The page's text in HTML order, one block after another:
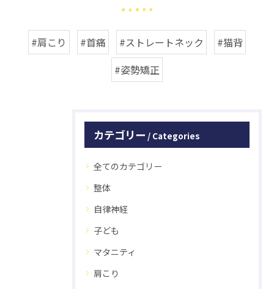
#肩こり #首痛 #ストレートネック
#猫背
#姿勢矯正
カテゴリー Categories
全てのカテゴリー
整体
自律神経
子ども
マタニティ
肩こり